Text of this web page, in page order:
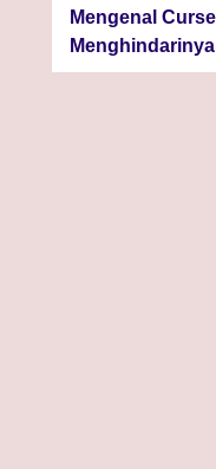
Mengenal
Menghindarinya